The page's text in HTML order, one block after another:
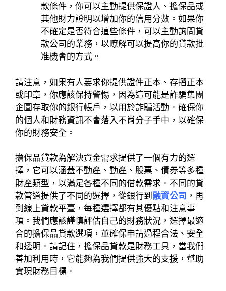
款條件，你可以主動提供保證人、擔保品或
其他財力證明以增加你的信用分數。如果你
不確定是否符合這些條件，可以主動詢問貸
款公司的業務，以瞭解可以提高你的貸款批
准機會的方式。
請注意，如果有人要求你提供證件正本、存摺正本
或印章，你應該保持警惕，因為這可能是詐騙集團
企圖存取你的銀行帳戶，以用於詐騙活動。確保你
的個人和財務資訊不會落入不肖分子手中，以確保
你的財務安全。
擔保品貸款為解決資金需求提供了一個有力的選
擇，它可以涵蓋不動產、動產、股票、債券等多種
財產類型，以滿足各種不同的借款需求。不同的貸
款管道提供了不同的選擇，從銀行到 融資公司 ，再
到線上貸款平臺，每種選擇都有其優點和注意事
項。我們應該謹慎評估自己的財務狀況，選擇最適
合的擔保品貸款選項，並確保申請過程合法、安全
和透明。請記住，擔保品貸款是財務工具，當我們
善加利用時，它能夠為我們提供強大的支援，幫助
實現財務目標。